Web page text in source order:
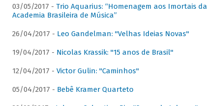
03/05/2017 - Trio Aquarius: “Homenagem aos Imortais da
Academia Brasileira de Música”
26/04/2017 - Leo Gandelman: "Velhas Ideias Novas"
19/04/2017 - Nicolas Krassik: "15 anos de Brasil"
12/04/2017 - Victor Gulin: "Caminhos"
05/04/2017 - Bebê Kramer Quarteto